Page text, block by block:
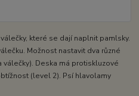
které se dají naplnit pamlsky.
Možnost nastavit dva různé
Deska má protiskluzové
(level 2). Psí hlavolamy